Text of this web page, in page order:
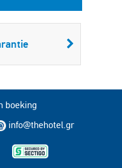
boeking
info@thehotel.gr